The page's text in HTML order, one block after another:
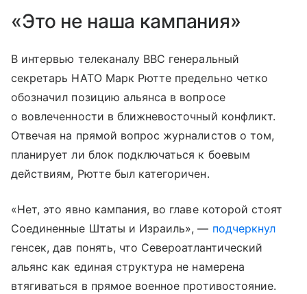
«Это не наша кампания»
В интервью телеканалу BBC генеральный
секретарь НАТО Марк Рютте предельно четко
обозначил позицию альянса в вопросе
о вовлеченности в ближневосточный конфликт.
Отвечая на прямой вопрос журналистов о том,
планирует ли блок подключаться к боевым
действиям, Рютте был категоричен.
«Нет, это явно кампания, во главе которой стоят
Соединенные Штаты и Израиль», — подчеркнул
генсек, дав понять, что Североатлантический
альянс как единая структура не намерена
втягиваться в прямое военное противостояние.